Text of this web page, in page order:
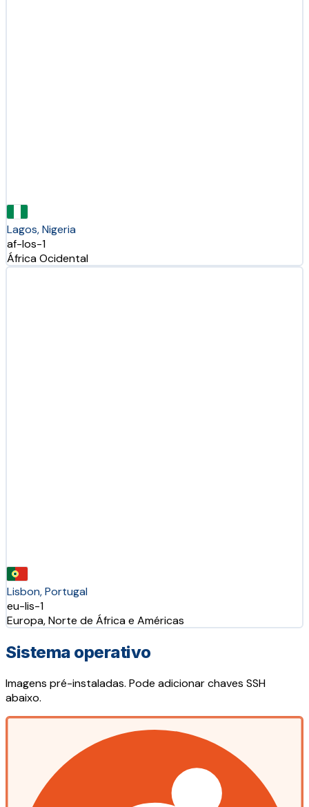
Lagos, Nigeria
af-los-1
África Ocidental
Lisbon, Portugal
eu-lis-1
Europa, Norte de África e Américas
Sistema operativo
Imagens pré-instaladas. Pode adicionar chaves SSH
abaixo.